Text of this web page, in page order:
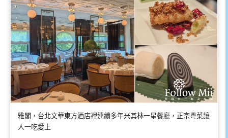
雅閣，台北文華東方酒店裡連續多年米其林一星餐廳，正宗粵菜讓
人一吃愛上